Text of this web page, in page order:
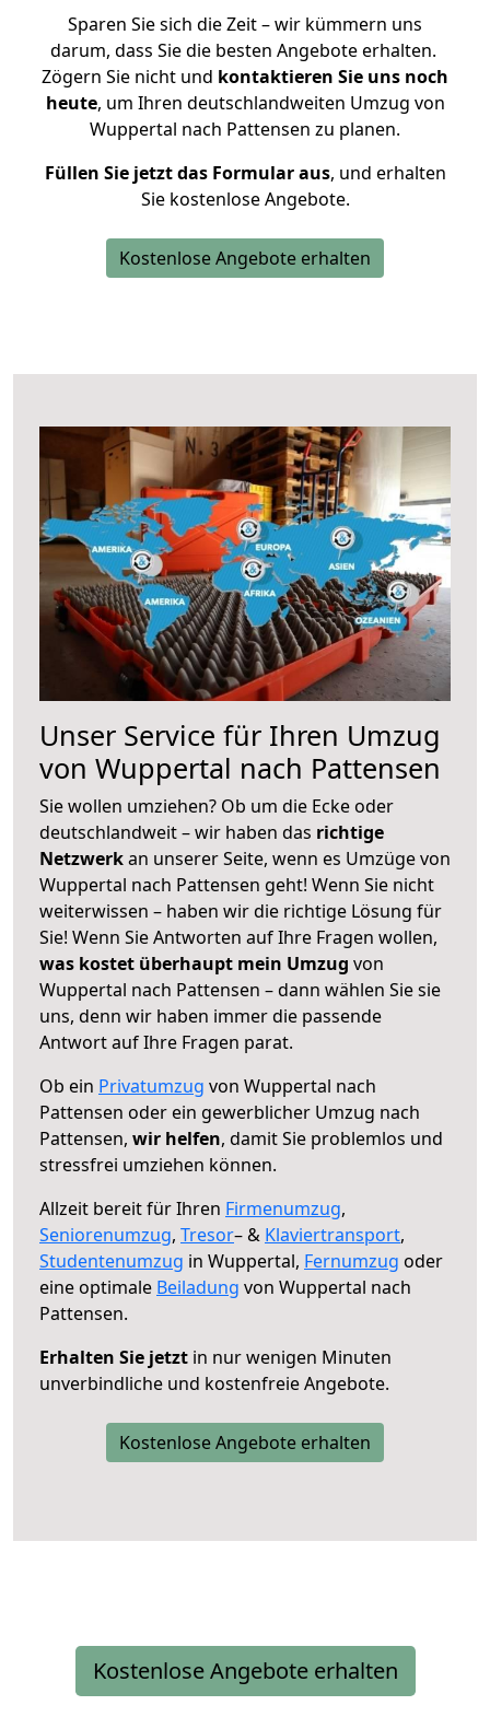
Sparen Sie sich die Zeit – wir kümmern uns
darum, dass Sie die besten Angebote erhalten.
Zögern Sie nicht und kontaktieren Sie uns noch
heute, um Ihren deutschlandweiten Umzug von
Wuppertal nach Pattensen zu planen.
Füllen Sie jetzt das Formular aus, und erhalten
Sie kostenlose Angebote.
Kostenlose Angebote erhalten
Unser Service für Ihren Umzug
von Wuppertal nach Pattensen
Sie wollen umziehen? Ob um die Ecke oder
deutschlandweit – wir haben das richtige
Netzwerkan unserer Seite, wenn es Umzüge von
Wuppertal nach Pattensen geht! Wenn Sie nicht
weiterwissen – haben wir die richtige Lösung für
Sie! Wenn Sie Antworten auf Ihre Fragen wollen,
was kostet überhaupt mein Umzug von
Wuppertal nach Pattensen – dann wählen Sie sie
uns, denn wir haben immer die passende
Antwort auf Ihre Fragen parat.
Ob ein Privatumzug von Wuppertal nach
Pattensen oder ein gewerblicher Umzug nach
Pattensen, wir helfen, damit Sie problemlos und
stressfrei umziehen können.
Allzeit bereit für Ihren Firmenumzug,
Seniorenumzug, Tresor– & Klaviertransport,
Studentenumzug in Wuppertal, Fernumzug oder
eine optimale Beiladung von Wuppertal nach
Pattensen.
Erhalten Sie jetzt in nur wenigen Minuten
unverbindliche und kostenfreie Angebote.
Kostenlose Angebote erhalten
Kostenlose Angebote erhalten